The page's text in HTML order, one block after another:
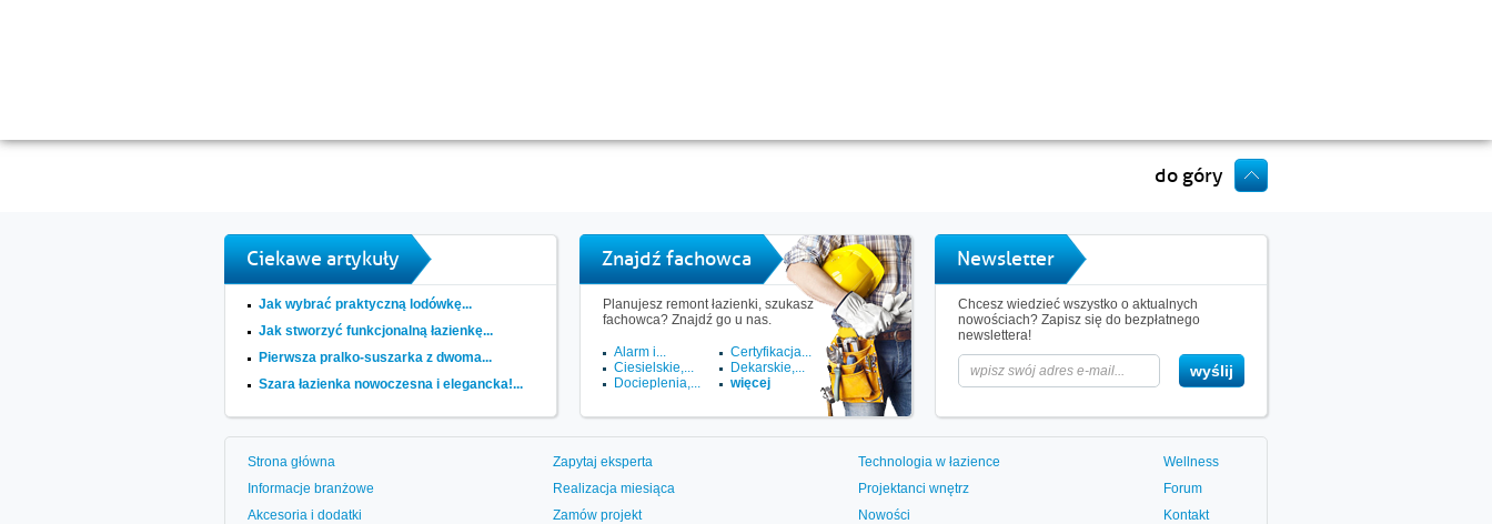
do góry
Ciekawe artykuły
Jak wybrać praktyczną lodówkę...
Jak stworzyć funkcjonalną łazienkę...
Pierwsza pralko-suszarka z dwoma...
Szara łazienka nowoczesna i elegancka!...
Znajdź fachowca
Planujesz remont łazienki, szukasz
fachowca? Znajdź go u nas.
Alarm i...
Certyfikacja...
Ciesielskie,...
Dekarskie,...
Docieplenia,...
więcej
Newsletter
Chcesz wiedzieć wszystko o aktualnych
nowościach? Zapisz się do bezpłatnego
newslettera!
Strona główna
Informacje branżowe
Akcesoria i dodatki
Zapytaj eksperta
Realizacja miesiąca
Zamów projekt
Technologia w łazience
Projektanci wnętrz
Nowości
Wellness
Forum
Kontakt